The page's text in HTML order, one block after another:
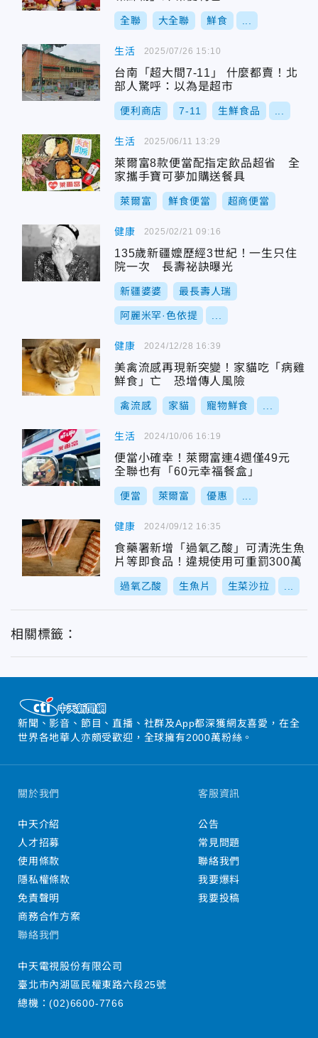
全聯 大全聯 鮮食
生活
台南「超大間7-11」 什麼都賣！北
部人驚呼：以為是超市
便利商店 7-11 生鮮食品
2025/07/26 15:10
生活
萊爾富8款便當配指定飲品超省 全
家攜手寶可夢加購送餐具
萊爾富 鮮食便當 超商便當
2025/06/11 13:29
健康
135歲新疆嬤歷經3世紀！一生只住
院一次 長壽祕訣曝光
新疆婆婆 最長壽人瑞
阿麗米罕·色依提
2025/02/21 09:16
健康
美禽流感再現新突變！家貓吃「病雞
鮮食」亡 恐增傳人風險
禽流感 家貓 寵物鮮食
2024/12/28 16:39
生活
便當小確幸！萊爾富連4週僅49元
全聯也有「60元幸福餐盒」
便當 萊爾富 優惠
2024/10/06 16:19
健康
食藥署新增「過氧乙酸」可清洗生魚
片等即食品！違規使用可重罰300萬
過氧乙酸 生魚片 生菜沙拉
2024/09/12 16:35
相關標籤：
新聞、影音、節目、直播、社群及App都深獲網友喜愛，在全
世界各地華人亦頗受歡迎，全球擁有2000萬粉絲。
關於我們
中天介紹
人才招募
使用條款
隱私權條款
免責聲明
商務合作方案
客服資訊
公告
常見問題
聯絡我們
我要爆料
我要投稿
聯絡我們
中天電視股份有限公司
臺北市內湖區民權東路六段25號
總機：(02)6600-7766